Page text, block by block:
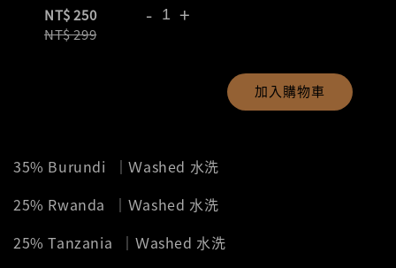
NT$ 250
NT$ 299
- +
加入購物車
35% Burundi
｜Ｗashed 水洗
25% Rwanda
｜Ｗashed 水洗
25%Tanzania
｜Ｗashed 水洗